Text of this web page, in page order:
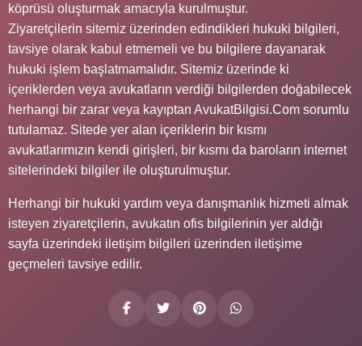
köprüsü oluşturmak amacıyla kurulmuştur.
Ziyaretçilerin sitemiz üzerinden edindikleri hukuki bilgileri,
tavsiye olarak kabul etmemeli ve bu bilgilere dayanarak
hukuki işlem başlatmamalıdır. Sitemiz üzerinde ki
içeriklerden veya avukatların verdiği bilgilerden doğabilecek
herhangi bir zarar veya kayıptan AvukatBilgisi.Com sorumlu
tutulamaz. Sitede yer alan içeriklerin bir kısmı
avukatlarımızın kendi girişleri, bir kısmı da baroların internet
sitelerindeki bilgiler ile oluşturulmuştur.
Herhangi bir hukuki yardım veya danışmanlık hizmeti almak
isteyen ziyaretçilerin, avukatın ofis bilgilerinin yer aldığı
sayfa üzerindeki iletişim bilgileri üzerinden iletişime
geçmeleri tavsiye edilir.